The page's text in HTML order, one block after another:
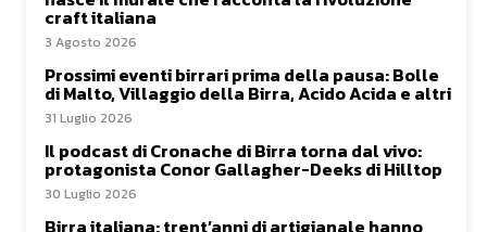
craft italiana
3 Agosto 2026
Prossimi eventi birrari prima della pausa: Bolle
di Malto, Villaggio della Birra, Acido Acida e altri
31 Luglio 2026
Il podcast di Cronache di Birra torna dal vivo:
protagonista Conor Gallagher-Deeks di Hilltop
30 Luglio 2026
Birra italiana: trent’anni di artigianale hanno